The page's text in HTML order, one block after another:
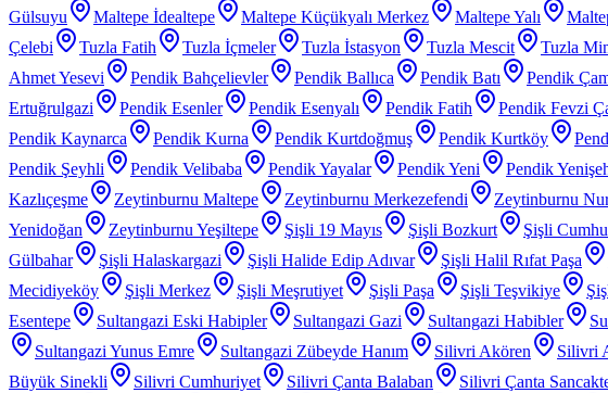
Gülsuyu
Maltepe İdealtepe Maltepe Küçükyalı Merkez Maltepe Yalı
Çelebi
Tuzla Fatih Tuzla İçmeler Tuzla İstasyon Tuzla Mescit Tuzla
Ahmet Yesevi
Pendik Bahçelievler Pendik Ballıca Pendik Batı Pendik
Ertuğrulgazi
Pendik Esenler Pendik Esenyalı Pendik Fatih Pendik Fevzi
Pendik Kaynarca
Pendik Kurna Pendik Kurtdoğmuş Pendik Kurtköy
Pendik Şeyhli
Pendik Velibaba Pendik Yayalar Pendik Yeni Pendik
Kazlıçeşme
Zeytinburnu Maltepe Zeytinburnu Merkezefendi Zeytinburnu
Yenidoğan
Zeytinburnu Yeşiltepe Şişli 19 Mayıs Şişli Bozkurt Şişli
Gülbahar
Şişli Halaskargazi Şişli Halide Edip Adıvar Şişli Halil Rıfat Paşa
Mecidiyeköy
Şişli Merkez Şişli Meşrutiyet Şişli Paşa Şişli Teşvikiye
Esentepe
Sultangazi Eski Habipler Sultangazi Gazi Sultangazi Habibler
Sultangazi Yunus Emre
Sultangazi Zübeyde Hanım Silivri Akören Silivri
Büyük Sinekli
Silivri Cumhuriyet Silivri Çanta Balaban Silivri Çanta